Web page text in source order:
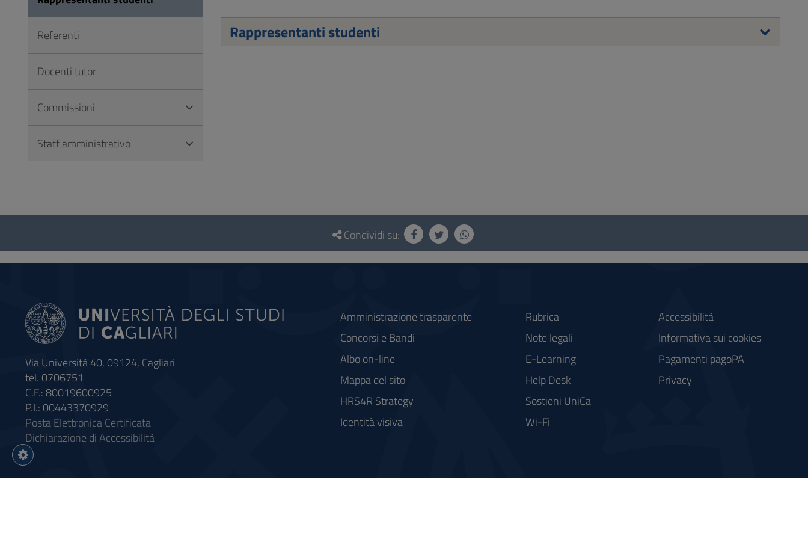
Footer
Rappresentanti studenti
Referenti
Docenti tutor
Commissioni
Staff amministrativo
Questionario
social
Condividi su:
Via Università 40, 09124, Cagliari
tel. 0706751
C.F.: 80019600925
P.I.: 00443370929
Posta Elettronica Certificata
Dichiarazione di Accessibilità
Amministrazione trasparente
Concorsi e Bandi
Albo on-line
Mappa del sito
HRS4R Strategy
Identità visiva
Rubrica
Note legali
E-Learning
Help Desk
Sostieni UniCa
Wi-Fi
Accessibilità
Informativa sui cookies
Pagamenti pagoPA
Privacy
Impostazioni
cookie